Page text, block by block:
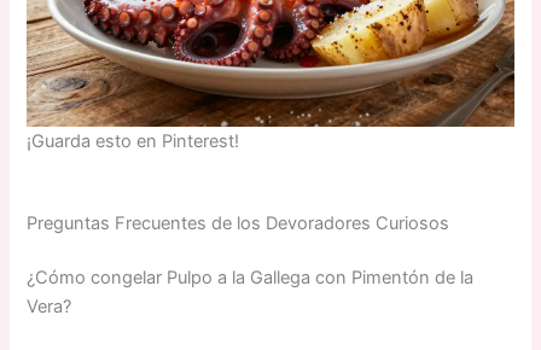
¡Guarda esto en Pinterest!
Preguntas Frecuentes de los Devoradores Curiosos
¿Cómo congelar Pulpo a la Gallega con Pimentón de la
Vera?